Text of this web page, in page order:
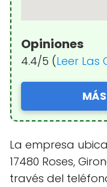
Opiniones
4.4/5 (Leer Las
La empresa
17480 Roses,
través del